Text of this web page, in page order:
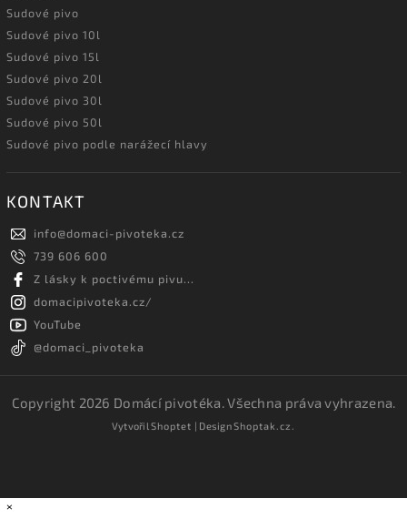
Sudové pivo
Sudové pivo 10l
Sudové pivo 15l
Sudové pivo 20l
Sudové pivo 30l
Sudové pivo 50l
Sudové pivo podle narážecí hlavy
KONTAKT
info@domaci-pivoteka.cz
739 606 600
Z lásky k poctivému pivu...
domacipivoteka.cz/
YouTube
@domaci_pivoteka
Copyright 2026 Domácí pivotéka. Všechna práva vyhrazena.
VytvořilShoptet | DesignShoptak.cz.
×